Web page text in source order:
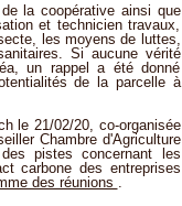
la coopérative ainsi que
et technicien travaux,
les moyens de luttes,
Si aucune vérité
un rappel a été donné
de la parcelle à
le 21/02/20, co-organisée
Chambre d'Agriculture
pistes concernant les
carbone des entreprises
des réunions